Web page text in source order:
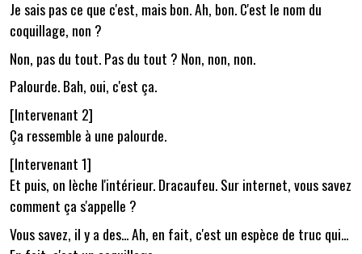
Je sais pas ce que c'est, mais bon. Ah, bon. C'est le nom du
coquillage, non ?
Non, pas du tout. Pas du tout ? Non, non, non.
Palourde. Bah, oui, c'est ça.
[Intervenant 2]
Ça ressemble à une palourde.
[Intervenant 1]
Et puis, on lèche l'intérieur. Dracaufeu. Sur internet, vous savez
comment ça s'appelle ?
Vous savez, il y a des... Ah, en fait, c'est un espèce de truc qui...